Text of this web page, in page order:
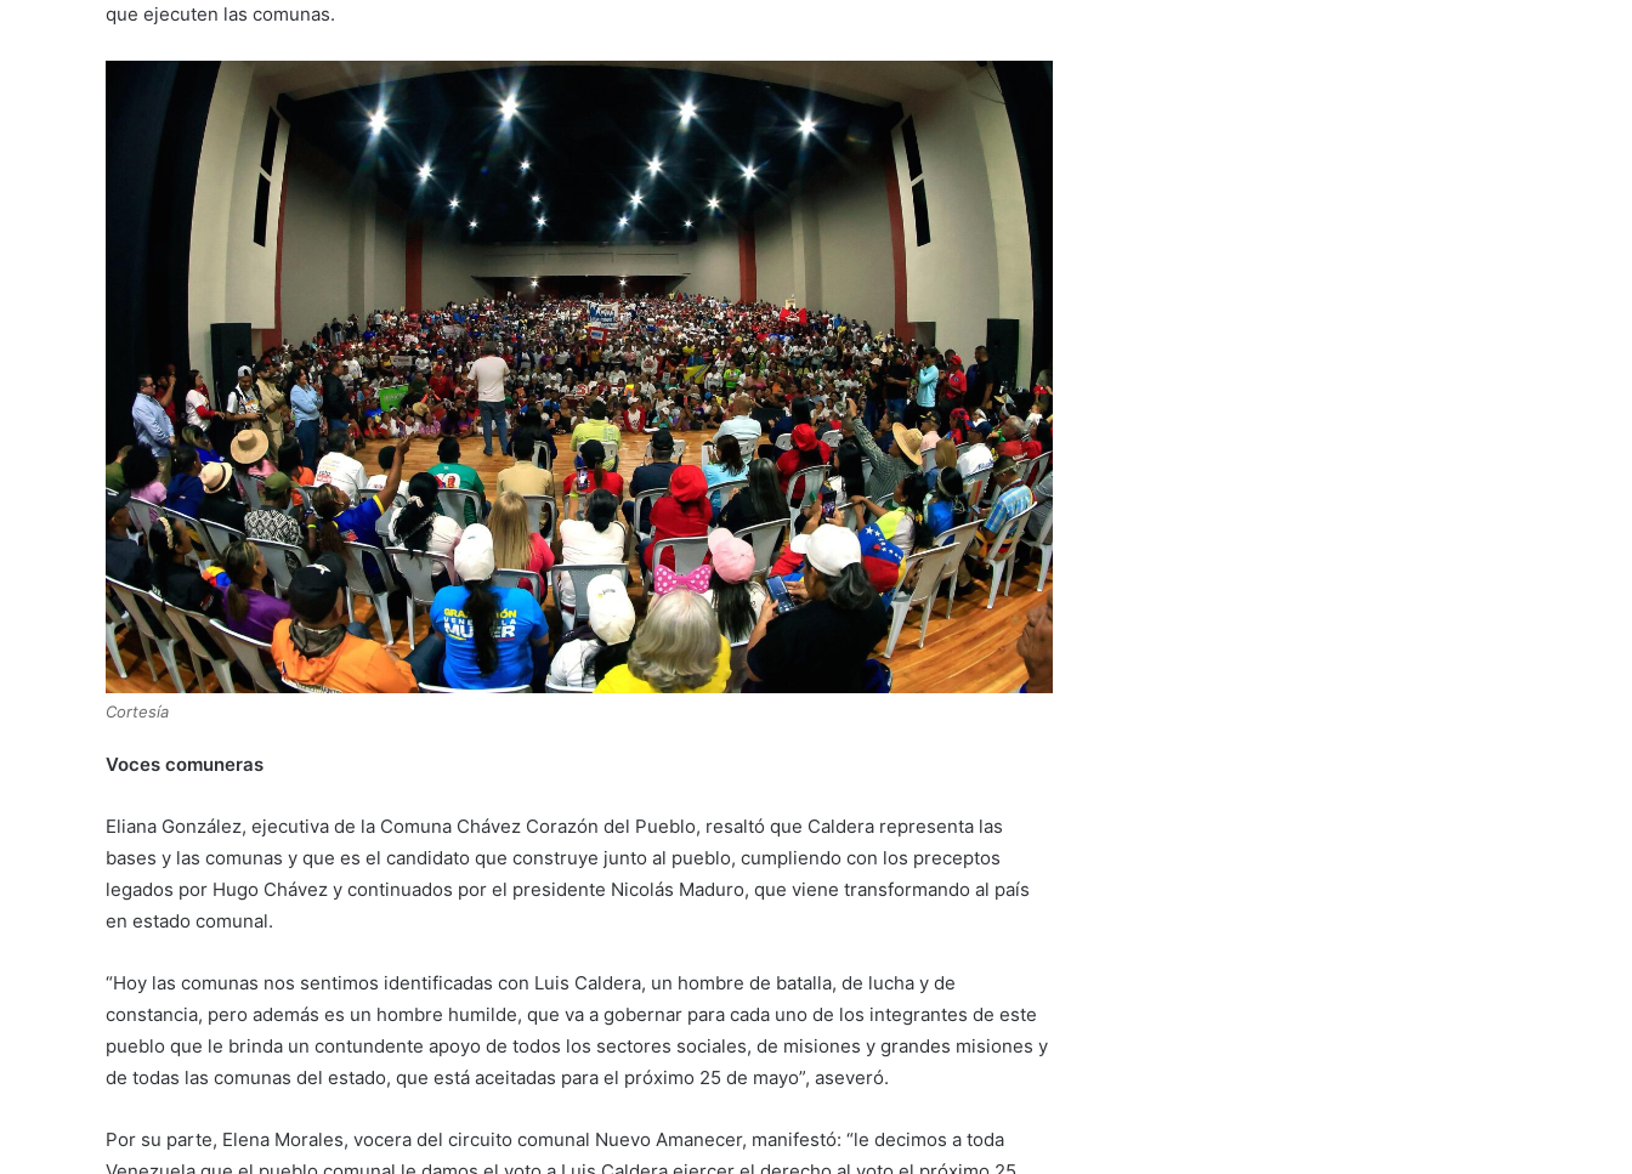
que ejecuten las comunas.
Cortesía
Voces comuneras
Eliana González, ejecutiva de la Comuna Chávez Corazón del Pueblo, resaltó que Caldera representa las
bases y las comunas y que es el candidato que construye junto al pueblo, cumpliendo con los preceptos
legados por Hugo Chávez y continuados por el presidente Nicolás Maduro, que viene transformando al país
en estado comunal.
“Hoy las comunas nos sentimos identificadas con Luis Caldera, un hombre de batalla, de lucha y de
constancia, pero además es un hombre humilde, que va a gobernar para cada uno de los integrantes de este
pueblo que le brinda un contundente apoyo de todos los sectores sociales, de misiones y grandes misiones y
de todas las comunas del estado, que está aceitadas para el próximo 25 de mayo”, aseveró.
Por su parte, Elena Morales, vocera del circuito comunal Nuevo Amanecer, manifestó: “le decimos a toda